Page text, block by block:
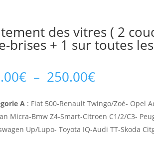
des vitres ( 2
brises + 1 sur toutes
€ – 250.00€Plage
de
prix :
200.00€
à
250.00€
A: Fiat 500-Renault Twingo/Zoé- Opel
Micra-Bmw Z4-Smart-Citroen C1/2/C3-
Up/Lupo- Toyota IQ-Audi TT-Skoda